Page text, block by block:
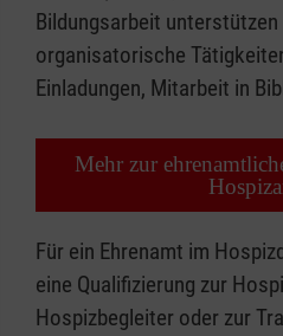
Bildungsarbeit
organisatorische
Einladungen, Mitarbeit in
Mehr zur
Für ein Ehrenamt im
eine Qualifizierung zur
Hospizbegleiter oder zur